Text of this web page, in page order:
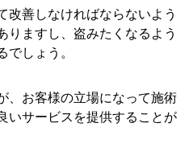
改善しなければならないよう
りますし、盗みたくなるよう
しょう。
、お客様の立場になって施術
いサービスを提供することが